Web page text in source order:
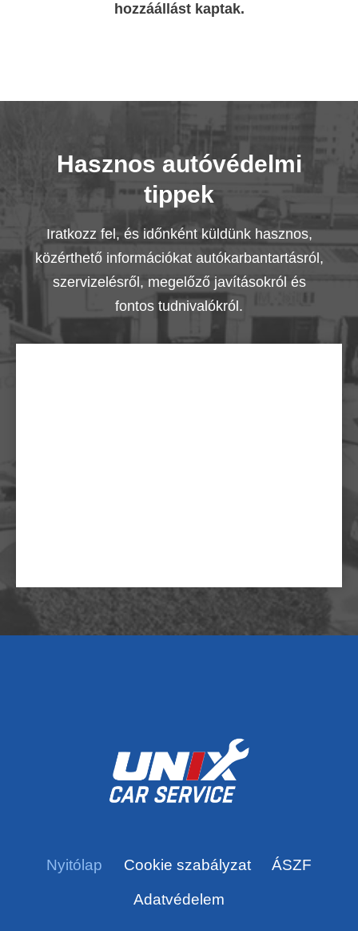
hozzáállást kaptak.
Hasznos autóvédelmi
tippek
Iratkozz fel, és időnként küldünk hasznos,
közérthető információkat autókarbantartásról,
szervizelésről, megelőző javításokról és
fontos tudnivalókról.
Nyitólap Cookie szabályzat ÁSZF
Adatvédelem